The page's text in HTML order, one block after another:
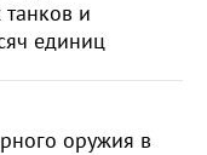
и
единиц
оружия в